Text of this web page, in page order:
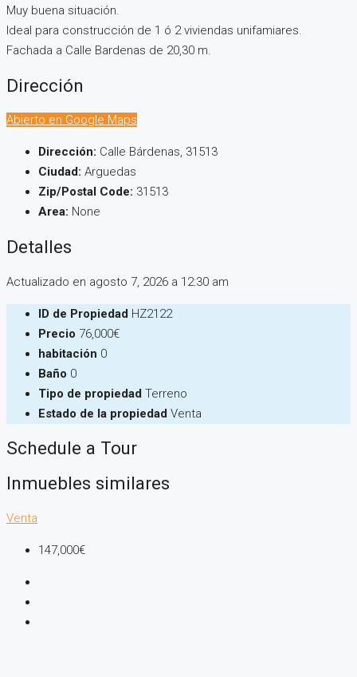
Muy buena situación.
Ideal para construcción de 1 ó 2 viviendas unifamiares.
Fachada a Calle Bardenas de 20,30 m.
Dirección
Abierto en Google Maps
Dirección: Calle Bárdenas, 31513
Ciudad: Arguedas
Zip/Postal Code: 31513
Area: None
Detalles
Actualizado en agosto 7, 2026 a 12:30 am
ID de Propiedad HZ2122
Precio 76,000€
habitación 0
Baño 0
Tipo de propiedad Terreno
Estado de la propiedad Venta
Schedule a Tour
Inmuebles similares
Venta
147,000€